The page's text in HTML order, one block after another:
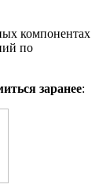
компонентах
по
заранее: